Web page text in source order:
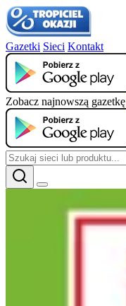
Gazetki Sieci Kontakt
Zobacz najnowszą gazetkę